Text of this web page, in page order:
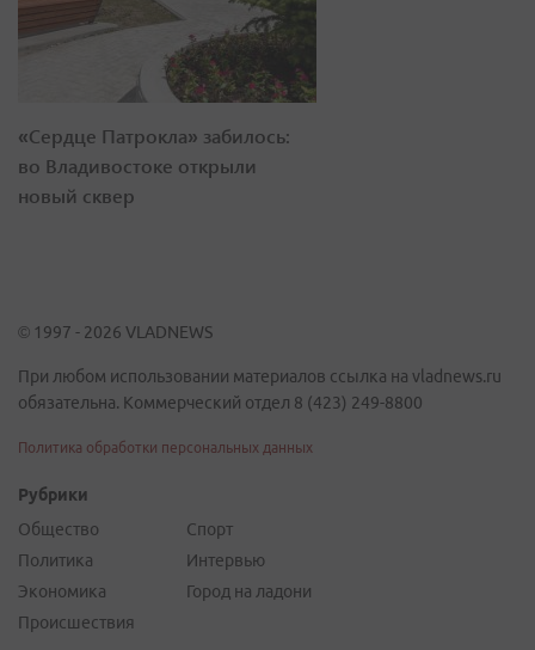
«Сердце Патрокла» забилось:
во Владивостоке открыли
новый сквер
© 1997 - 2026 VLADNEWS
При любом использовании материалов ссылка на vladnews.ru
обязательна. Коммерческий отдел 8 (423) 249-8800
Политика обработки персональных данных
Рубрики
Общество
Политика
Экономика
Происшествия
Спорт
Интервью
Город на ладони